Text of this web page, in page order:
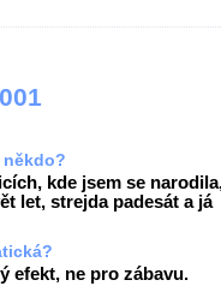
někdo?
kde jsem se
let, strejda padesát a já
efekt, ne pro zábavu.